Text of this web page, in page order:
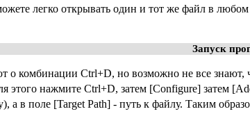
легко открывать один и тот же файл в
Запуск
о комбинации Ctrl+D, но возможно не все знают,
этого нажмите Ctrl+D, затем [Configure] затем
а в поле [Target Path] - путь к файлу. Таким